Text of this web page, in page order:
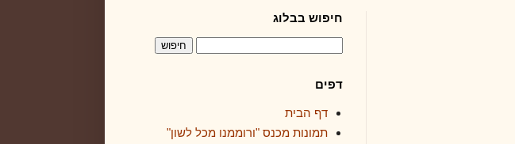
חיפוש בבלוג
דפים
דף הבית
תמונות מכנס "ורוממנו מכל לשון"